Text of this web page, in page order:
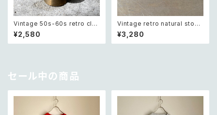
Vintage 50s-60s retro clas
sical stone ring レトロ ヴィン
テージ アクセサリー クラシカル
ストーン リング
¥2,580
Vintage retro natural stone
classical brooch レトロ ヴィ
ンテージ アクセサリー 天然石
クラシカル ブローチ
¥3,280
セール中の商品